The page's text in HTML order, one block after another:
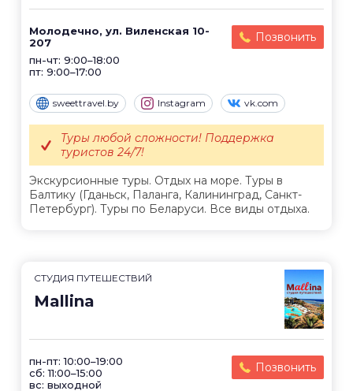
Молодечно, ул. Виленская 10-
207
пн-чт: 9:00–18:00
пт: 9:00–17:00
Позвонить
sweettravel.by Instagram vk.com
Экскурсионные туры. Отдых на море. Туры в
Балтику (Гданьск, Паланга, Калининград, Санкт-
Петербург). Туры по Беларуси. Все виды отдыха.
Туры любой сложности! Поддержка
туристов 24/7!
СТУДИЯ ПУТЕШЕСТВИЙ
Mallina
пн-пт: 10:00–19:00
сб: 11:00–15:00
вс: выходной
Позвонить